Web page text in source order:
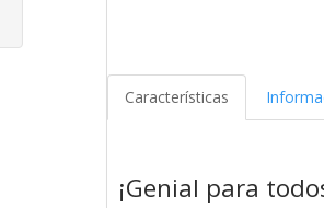
Características
¡Genial para